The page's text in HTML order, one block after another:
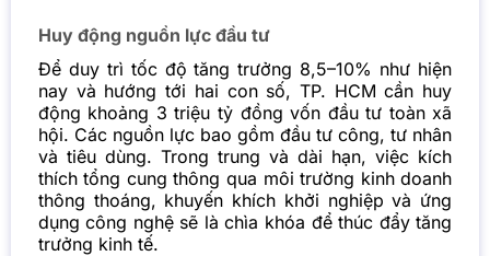
Huy động nguồn lực đầu tư
Để duy trì tốc độ tăng trưởng 8,5–10% như hiện
nay và hướng tới hai con số, TP. HCM cần huy
động khoảng 3 triệu tỷ đồng vốn đầu tư toàn xã
hội. Các nguồn lực bao gồm đầu tư công, tư nhân
và tiêu dùng. Trong trung và dài hạn, việc kích
thích tổng cung thông qua môi trường kinh doanh
thông thoáng, khuyến khích khởi nghiệp và ứng
dụng công nghệ sẽ là chìa khóa để thúc đẩy tăng
trưởng kinh tế.